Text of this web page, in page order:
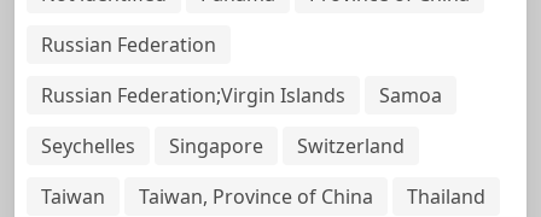
Russian Federation
Russian Federation;Virgin Islands
Samoa
Seychelles
Singapore
Switzerland
Taiwan
Taiwan, Province of China
Thailand